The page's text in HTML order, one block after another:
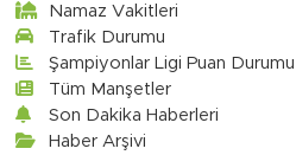
Namaz Vakitleri
Trafik Durumu
Şampiyonlar Ligi Puan
Tüm Manşetler
Son Dakika Haberleri
Haber Arşivi